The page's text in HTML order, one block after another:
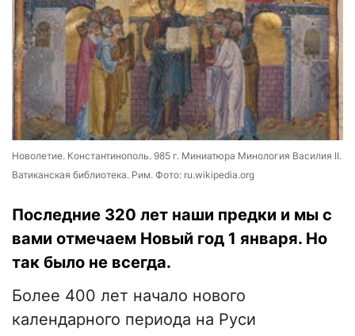
Новолетие. Константинополь. 985 г. Миниатюра Минология Василия II.
Ватиканская библиотека. Рим. Фото: ru.wikipedia.org
Последние 320 лет наши предки и мы с
вами отмечаем Новый год 1 января. Но
так было не всегда.
Более 400 лет начало нового
календарного периода на Руси